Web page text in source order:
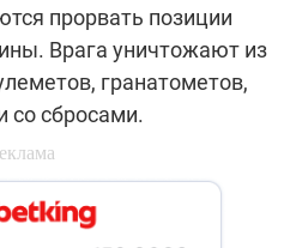
прорвать позиции
Врага уничтожают из
гранатометов,
со сбросами.